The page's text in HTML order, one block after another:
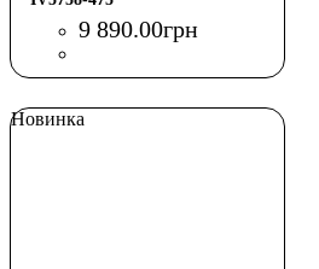
9 890.00грн
Новинка